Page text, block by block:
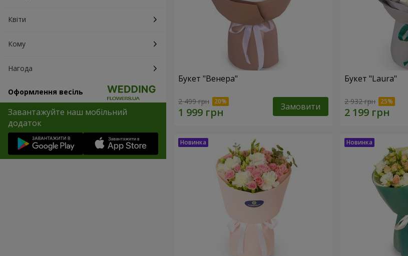
Квіти
Кому
Нагода
Оформлення весіль
Завантажуйте наш мобільний
додаток
Букет "Венера"
2 499 грн Замовити
Букет "Laura"
2 932 грн